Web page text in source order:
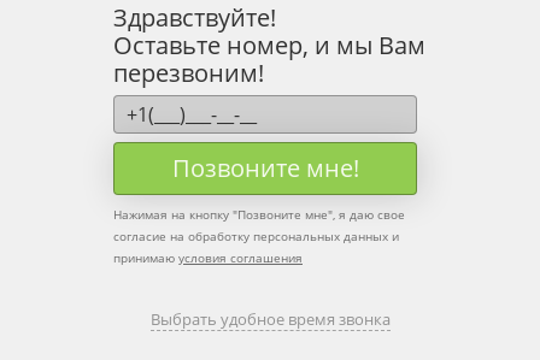
Здравствуйте!
Оставьте номер, и мы Вам
перезвоним!
Позвоните мне!
Нажимая на кнопку "Позвоните мне", я даю свое
согласие на обработку персональных данных и
принимаю условия соглашения
Выбрать удобное время звонка